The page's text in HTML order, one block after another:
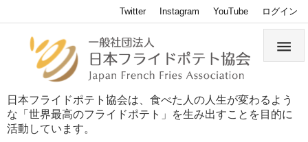
日本フライドポテト協会は、食べた人の人生が変わるよう
な「世界最高のフライドポテト」を生み出すことを目的に
活動しています。

Twitter Instagram YouTube ログイン